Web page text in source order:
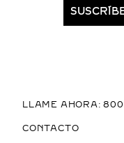
LLAME AHORA:
CONTACTO